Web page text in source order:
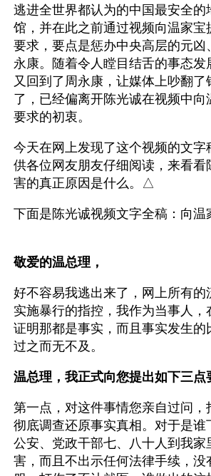
逃进全世界都认为的中国最安全
馆，并在此之前通过视频向温家宝
要求，要点是惩办中央高层的元凶
永康。随着令人瞠目结舌的事态发
又回到了周永康，让媒体上吵翻了
了，已经偏离开陈光诚在视频中向
要求的初衷。
今天在网上发现了这个视频的文字
供各位网友朋友仔细阅读，来看看
害的真正原因是什么。△
下面是陈光诚视频文字全稿：向温
敬爱的温总理，
好不容易我逃出来了，网上所有的
实施暴行的指控，我作为当事人，
证明那都是事实，而且事实发生的
过之而无不及。
温总理，我正式向您提出如下三点
第一点，对这件事情您亲自过问，
彻底调查还原事实真相。对于是谁
公安、党政干部七、八十人到我家
害，而且不出示任何法律手续，没